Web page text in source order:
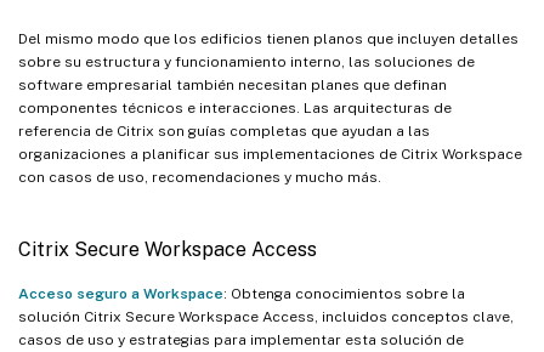
Del mismo modo que los edificios tienen planos que incluyen detalles
sobre su estructura y funcionamiento interno, las soluciones de
software empresarial también necesitan planes que definan
componentes técnicos e interacciones. Las arquitecturas de
referencia de Citrix son guías completas que ayudan a las
organizaciones a planificar sus implementaciones de Citrix Workspace
con casos de uso, recomendaciones y mucho más.
Citrix Secure Workspace Access
Acceso seguro a Workspace: Obtenga conocimientos sobre la
solución Citrix Secure Workspace Access, incluidos conceptos clave,
casos de uso y estrategias para implementar esta solución de